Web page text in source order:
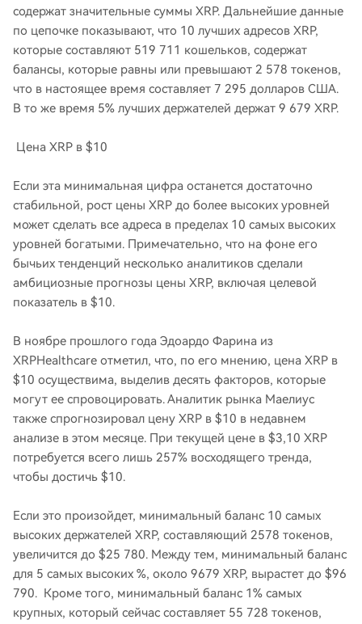
содержат значительные суммы XRP. Дальнейшие данные
по цепочке показывают, что 10 лучших адресов XRP,
которые составляют 519 711 кошельков, содержат
балансы, которые равны или превышают 2 578 токенов,
что в настоящее время составляет 7 295 долларов США.
В то же время 5% лучших держателей держат 9 679 XRP.
Цена XRP в $10
Если эта минимальная цифра останется достаточно
стабильной, рост цены XRP до более высоких уровней
может сделать все адреса в пределах 10 самых высоких
уровней богатыми. Примечательно, что на фоне его
бычьих тенденций несколько аналитиков сделали
амбициозные прогнозы цены XRP, включая целевой
показатель в $10.
В ноябре прошлого года Эдоардо Фарина из
XRPHealthcare отметил, что, по его мнению, цена XRP в
$10 осуществима, выделив десять факторов, которые
могут ее спровоцировать. Аналитик рынка Маелиус
также спрогнозировал цену XRP в $10 в недавнем
анализе в этом месяце. При текущей цене в $3,10 XRP
потребуется всего лишь 257% восходящего тренда,
чтобы достичь $10.
Если это произойдет, минимальный баланс 10 самых
высоких держателей XRP, составляющий 2578 токенов,
увеличится до $25 780. Между тем, минимальный баланс
для 5 самых высоких %, около 9679 XRP, вырастет до $96
790. Кроме того, минимальный баланс 1% самых
крупных, который сейчас составляет 55 728 токенов,